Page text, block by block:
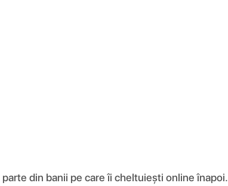
din banii pe care îi cheltuiești online înapoi.